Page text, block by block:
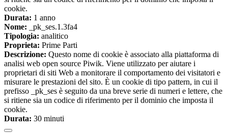
cookie.
Durata: 1 anno
Nome: _pk_ses.1.3fa4
Tipologia: analitico
Proprieta: Prime Parti
Descrizione: Questo nome di cookie è associato alla piattaforma di
analisi web open source Piwik. Viene utilizzato per aiutare i
proprietari di siti Web a monitorare il comportamento dei visitatori e
misurare le prestazioni del sito. È un cookie di tipo pattern, in cui il
prefisso _pk_ses è seguito da una breve serie di numeri e lettere, che
si ritiene sia un codice di riferimento per il dominio che imposta il
cookie.
Durata: 30 minuti